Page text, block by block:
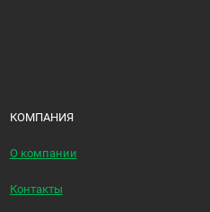
КОМПАНИЯ
О компании
Контакты